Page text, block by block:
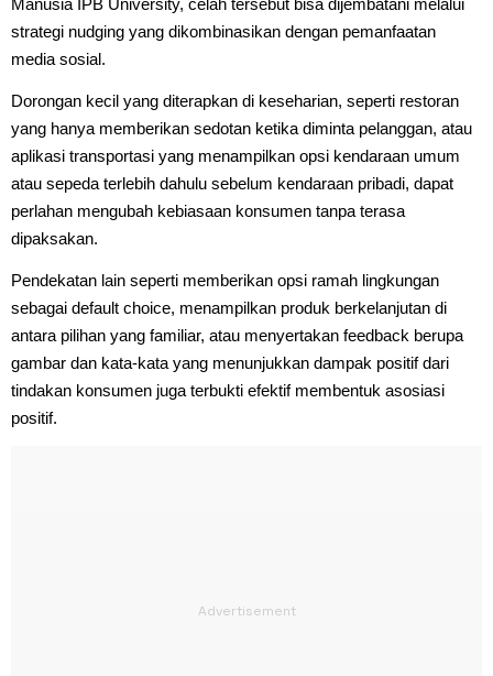
strategi nudging yang dikombinasikan dengan pemanfaatan
media sosial.
Dorongan kecil yang diterapkan di keseharian, seperti restoran
yang hanya memberikan sedotan ketika diminta pelanggan, atau
aplikasi transportasi yang menampilkan opsi kendaraan umum
atau sepeda terlebih dahulu sebelum kendaraan pribadi, dapat
perlahan mengubah kebiasaan konsumen tanpa terasa
dipaksakan.
Pendekatan lain seperti memberikan opsi ramah lingkungan
sebagai default choice, menampilkan produk berkelanjutan di
antara pilihan yang familiar, atau menyertakan feedback berupa
gambar dan kata-kata yang menunjukkan dampak positif dari
tindakan konsumen juga terbukti efektif membentuk asosiasi
positif.